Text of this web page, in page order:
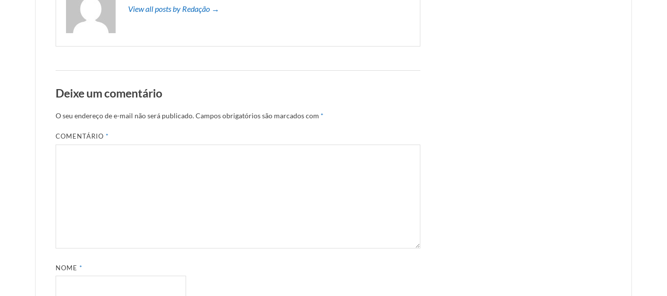
View all posts by Redação →
Deixe um comentário
O seu endereço de e-mail não será publicado.Campos obrigatórios são marcados com *
COMENTÁRIO*
NOME*